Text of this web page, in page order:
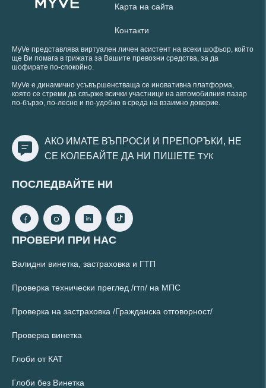
Карта на сайта
Контакти
MyVe представлява виртуален личен асистент на всеки шофьор, който
ще Ви помага в грижата за Вашите превозни средства, за да
шофирате по-спокойно.
MyVe е динамично усъвършенстваща се иновативна платформа,
която се стреми да свърже всички участници на автомобилния пазар
по-бързо, по-лесно и по-удобно в среда на взаимно доверие.
АКО ИМАТЕ ВЪПРОСИ И ПРЕПОРЪКИ, НЕ
СЕ КОЛЕБАЙТЕ ДА НИ ПИШЕТЕ ТУК
ПОСЛЕДВАЙТЕ НИ
ПРОВЕРИ ПРИ НАС
Валидни винетка, застраховка и ГТП
Проверка технически преглед /гтп/ на МПС
Проверка на застраховка /Гражданска отговорност/
Проверка винетка
Глоби от КАТ
Глоби без Винетка